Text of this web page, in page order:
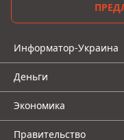
Информатор-Украина
Деньги
Экономика
Правительство